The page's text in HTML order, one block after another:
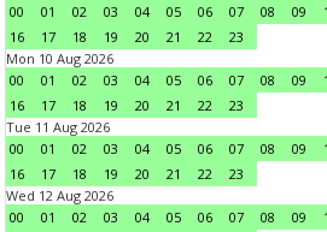
00
01 02 03 04 05 06 07 08 09
16
17 18 19 20 21 22
23
Mon 10 Aug 2026
00
01 02 03 04 05 06 07 08 09
16
17 18 19 20 21 22
23
Tue 11 Aug 2026
00
01 02 03 04 05 06 07 08 09
16
17 18 19 20 21 22
23
Wed 12 Aug 2026
00
01 02 03 04 05 06 07 08 09